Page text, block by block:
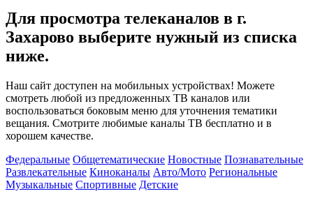
Для просмотра телеканалов в г.
Захарово выберите нужный из списка
ниже.
Наш сайт доступен на мобильных устройствах! Можете
смотреть любой из предложенных ТВ каналов или
воспользоваться боковым меню для уточнения тематики
вещания. Смотрите любимые каналы ТВ бесплатно и в
хорошем качестве.
Федеральные Общетематические Новостные Познавательные
Развлекательные Киноканалы Авто/Мото Региональные
Музыкальные Спортивные Детские